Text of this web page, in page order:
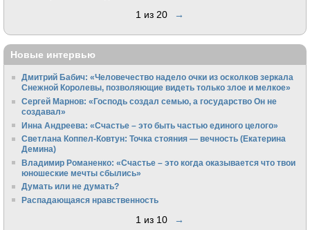
1 из 20 →
Новые интервью
Дмитрий Бабич: «Человечество надело очки из осколков зеркала
Снежной Королевы, позволяющие видеть только злое и мелкое»
Сергей Марнов: «Господь создал семью, а государство Он не
создавал»
Инна Андреева: «Счастье – это быть частью единого целого»
Светлана Коппел-Ковтун: Точка стояния — вечность (Екатерина
Демина)
Владимир Романенко: «Счастье – это когда оказывается что твои
юношеские мечты сбылись»
Думать или не думать?
Распадающаяся нравственность
1 из 10 →